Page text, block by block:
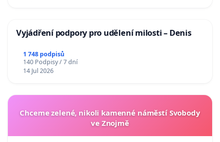
Vyjádření podpory pro udělení milosti – Denis
1 748 podpisů
140 Podpisy / 7 dní
14 Jul 2026
Chceme zelené, nikoli kamenné náměstí Svobody
ve Znojmě